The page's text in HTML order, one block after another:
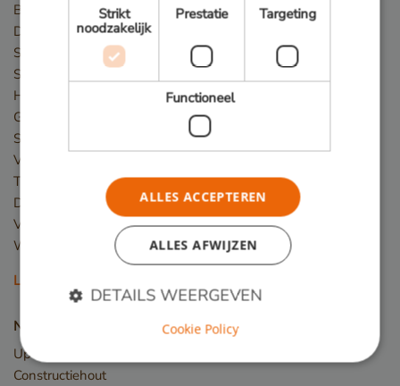
Bruggen
Damwand / Beschoeiing
Straatmeubilair
Speeltoestellen
Hekwerk
Gevelbekleding
Steigers
Vlonder
Terras
Dakterras
Veranda
Winkelvloer en showroom
Lees meer
Nieuw hout
Upcycled Wood
Constructiehout
Strikt
noodzakelijk
Prestatie Targeting
Functioneel
ALLES ACCEPTEREN
ALLES AFWIJZEN
DETAILS WEERGEVEN
Strikt noodzakelijk
Cookie Policy